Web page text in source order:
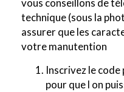
vous conseillons de
technique (sous la
assurer que les
votre manutention
Inscrivez le
pour que l on